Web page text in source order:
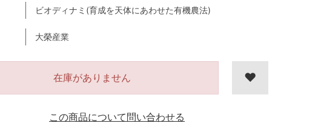
ビオディナミ(育成を天体にあわせた有機農法)
大榮産業
在庫がありません
この商品について問い合わせる